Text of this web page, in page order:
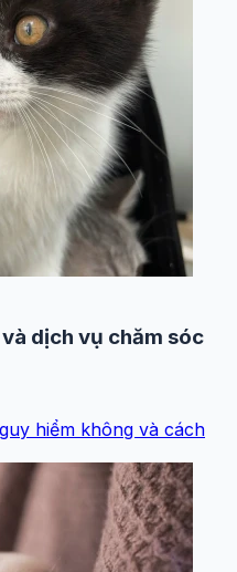
dịch vụ chăm sóc
hiểm không và cách